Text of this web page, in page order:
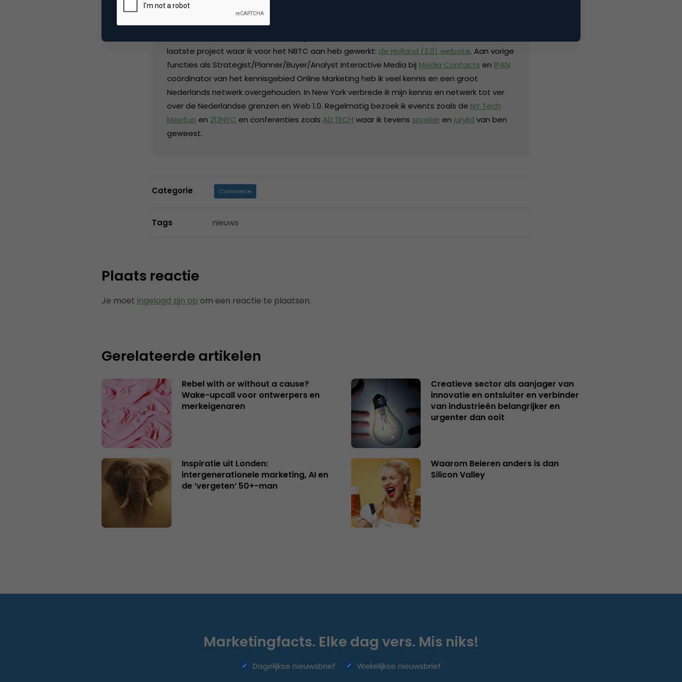
Cool Capitals
Arts in Europe
Amsterdam,Cool Capitals on Slate
laatste project waar ik voor het NBTC aan heb gewerkt: de Holland (2.0) website. Aan vorige
functies als Strategist/Planner/Buyer/Analyst Interactive Media bij Media Contacts en IPAN
coördinator van het kennisgebied Online Marketing heb ik veel kennis en een groot
Nederlands netwerk overgehouden. In New York verbrede ik mijn kennis en netwerk tot ver
over de Nederlandse grenzen en Web 1.0. Regelmatig bezoek ik events zoals de NY Tech
Meetup en 212NYC en conferenties zoals AD:TECH waar ik tevens sprekeren jurylid van ben
geweest.
Categorie Commerce
Tags nieuws
Plaats reactie
Je moet ingelogd zijn op om een reactie te plaatsen.
Gerelateerde artikelen
Rebel with or without a cause?
Wake-upcall voor ontwerpers en
merkeigenaren
Creatieve sector als aanjager van
innovatie en ontsluiter en verbinder
van industrieën belangrijker en
urgenter dan ooit
Inspiratie uit Londen:
intergenerationele marketing, AI en
de ‘vergeten’ 50+-man
Waarom Beieren anders is dan
Silicon Valley
Marketingfacts. Elke dag vers. Mis niks!
Dagelijkse nieuwsbrief Wekelijkse nieuwsbrief